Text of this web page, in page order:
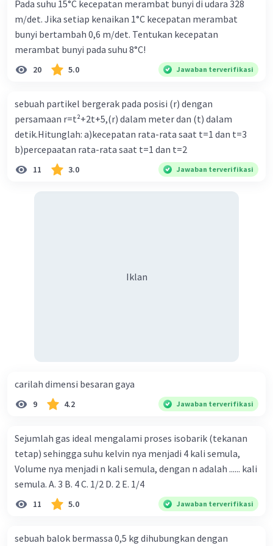
Beri Rating·0.0(0) Balas
Iklan
Pada suhu 15°C kecepatan merambat bunyi di udara 328
m/det. Jika setiap kenaikan 1°C kecepatan merambat
bunyi bertambah 0,6 m/det. Tentukan kecepatan
merambat bunyi pada suhu 8°C!
20 5.0 Jawaban terverifikasi
sebuah partikel bergerak pada posisi (r) dengan
persamaan r=t²+2t+5,(r) dalam meter dan (t) dalam
detik.Hitunglah: a)kecepatan rata-rata saat t=1 dan t=3
b)percepaatan rata-rata saat t=1 dan t=2
11 3.0 Jawaban terverifikasi
Iklan
carilah dimensi besaran gaya
9 4.2 Jawaban terverifikasi
Sejumlah gas ideal mengalami proses isobarik (tekanan
tetap) sehingga suhu kelvin nya menjadi 4 kali semula,
Volume nya menjadi n kali semula, dengan n adalah ...... kali
semula. A. 3 B. 4 C. 1/2 D. 2 E. 1/4
11 5.0 Jawaban terverifikasi
sebuah balok bermassa 0,5 kg dihubungkan dengan